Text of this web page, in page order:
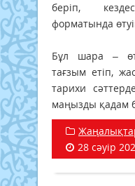
беріп,
форматында
Бұл шара –
тағзым етіп,
тарихи
маңызды қадам
28 сәуір